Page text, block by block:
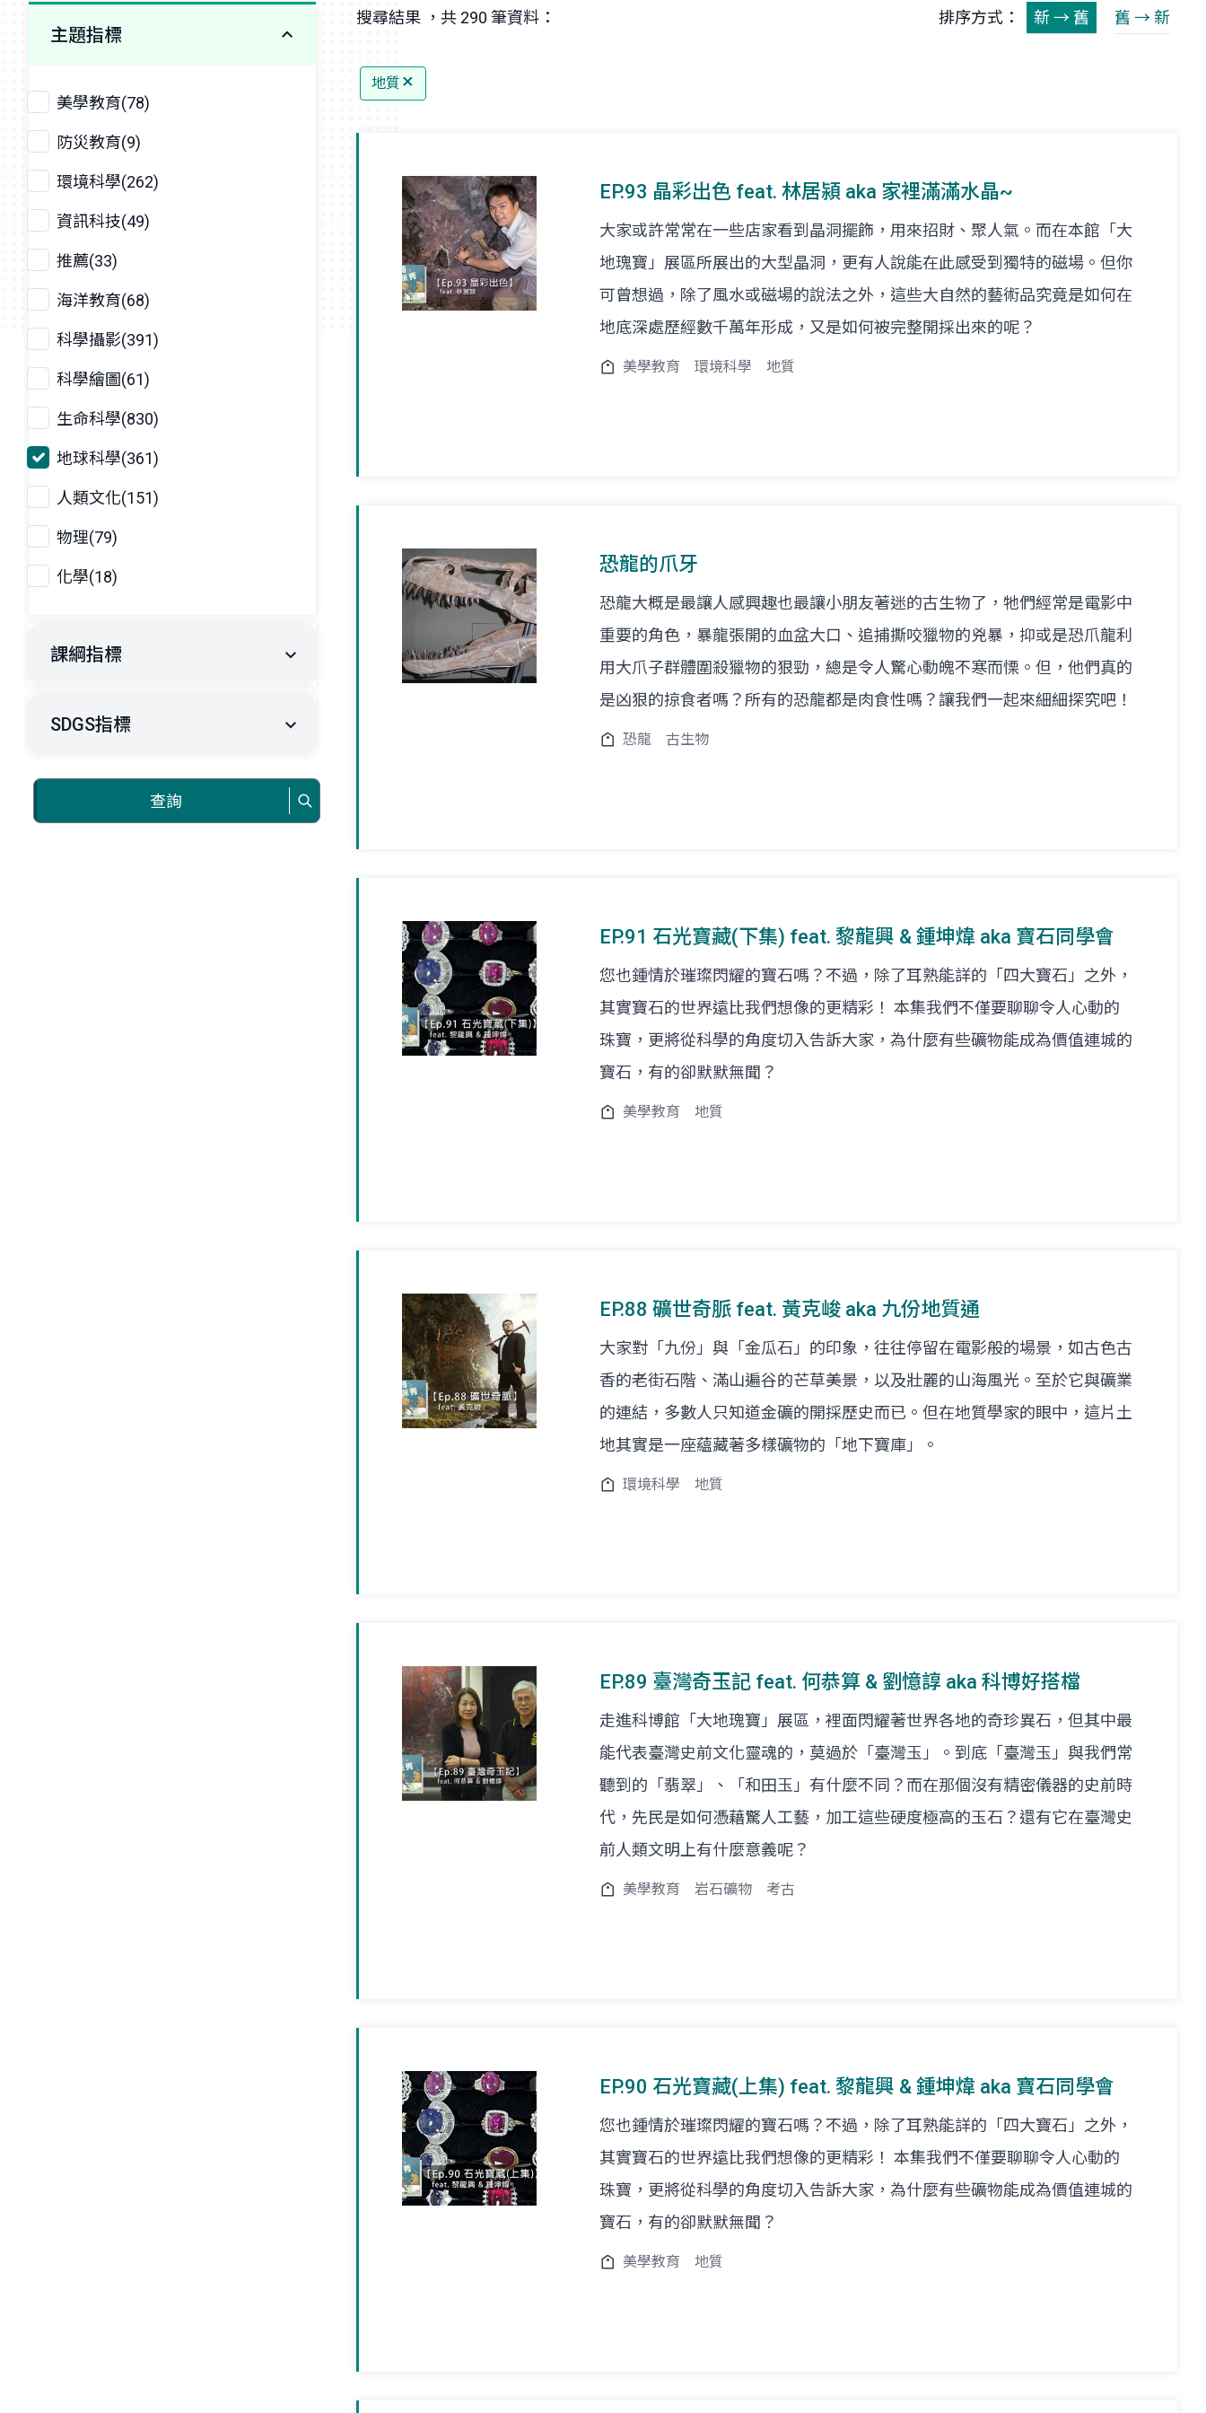
主題指標
美學教育(78)
防災教育(9)
環境科學(262)
資訊科技(49)
推薦(33)
海洋教育(68)
科學攝影(391)
科學繪圖(61)
生命科學(830)
地球科學(361)
人類文化(151)
物理(79)
化學(18)
課綱指標
SDGS指標
查詢
搜尋結果 ，共 290 筆資料： 排序方式： 新 → 舊 舊 → 新
地質
EP.93 晶彩出色 feat. 林居潁 aka 家裡滿滿水晶~
大家或許常常在一些店家看到晶洞擺飾，用來招財、聚人氣。而在本館「大
地瑰寶」展區所展出的大型晶洞，更有人說能在此感受到獨特的磁場。但你
可曾想過，除了風水或磁場的說法之外，這些大自然的藝術品究竟是如何在
地底深處歷經數千萬年形成，又是如何被完整開採出來的呢？
美學教育 環境科學 地質
恐龍的爪牙
恐龍大概是最讓人感興趣也最讓小朋友著迷的古生物了，牠們經常是電影中
重要的角色，暴龍張開的血盆大口、追捕撕咬獵物的兇暴，抑或是恐爪龍利
用大爪子群體圍殺獵物的狠勁，總是令人驚心動魄不寒而慄。但，他們真的
是凶狠的掠食者嗎？所有的恐龍都是肉食性嗎？讓我們一起來細細探究吧！
恐龍 古生物
EP.91 石光寶藏(下集) feat. 黎龍興 & 鍾坤煒 aka 寶石同學會
您也鍾情於璀璨閃耀的寶石嗎？不過，除了耳熟能詳的「四大寶石」之外，
其實寶石的世界遠比我們想像的更精彩！ 本集我們不僅要聊聊令人心動的
珠寶，更將從科學的角度切入告訴大家，為什麼有些礦物能成為價值連城的
寶石，有的卻默默無聞？
美學教育 地質
EP.88 礦世奇脈 feat. 黃克峻 aka 九份地質通
大家對「九份」與「金瓜石」的印象，往往停留在電影般的場景，如古色古
香的老街石階、滿山遍谷的芒草美景，以及壯麗的山海風光。至於它與礦業
的連結，多數人只知道金礦的開採歷史而已。但在地質學家的眼中，這片土
地其實是一座蘊藏著多樣礦物的「地下寶庫」。
環境科學 地質
EP.89 臺灣奇玉記 feat. 何恭算 & 劉憶諄 aka 科博好搭檔
走進科博館「大地瑰寶」展區，裡面閃耀著世界各地的奇珍異石，但其中最
能代表臺灣史前文化靈魂的，莫過於「臺灣玉」。到底「臺灣玉」與我們常
聽到的「翡翠」、「和田玉」有什麼不同？而在那個沒有精密儀器的史前時
代，先民是如何憑藉驚人工藝，加工這些硬度極高的玉石？還有它在臺灣史
前人類文明上有什麼意義呢？
美學教育 岩石礦物 考古
EP.90 石光寶藏(上集) feat. 黎龍興 & 鍾坤煒 aka 寶石同學會
您也鍾情於璀璨閃耀的寶石嗎？不過，除了耳熟能詳的「四大寶石」之外，
其實寶石的世界遠比我們想像的更精彩！ 本集我們不僅要聊聊令人心動的
珠寶，更將從科學的角度切入告訴大家，為什麼有些礦物能成為價值連城的
寶石，有的卻默默無聞？
美學教育 地質